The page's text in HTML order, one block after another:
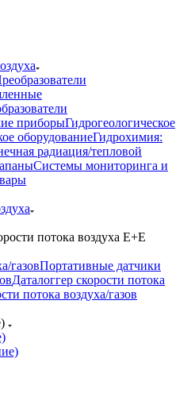
приборыГидрогеологическое
оборудованиеГидрохимия:
радиация/тепловой
Системы мониторинга и
потока воздуха E+E
газовПортативные датчики
Даталоггер скорости потока
потока воздуха/газов